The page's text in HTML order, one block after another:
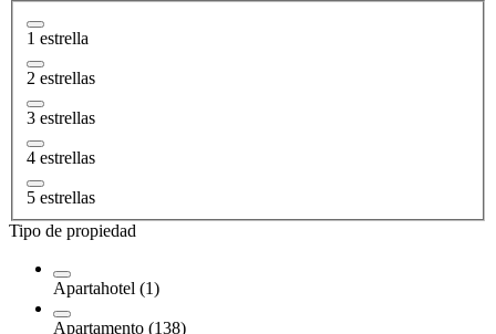
1 estrella
2 estrellas
3 estrellas
4 estrellas
5 estrellas
Tipo de propiedad
Apartahotel (1)
Apartamento (138)